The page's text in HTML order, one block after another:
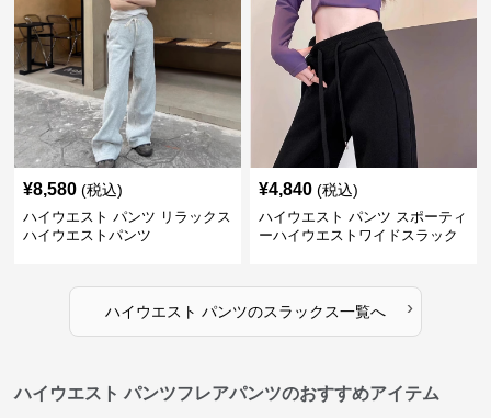
¥8,580 (税込)
ハイウエスト パンツ リラックス
ハイウエストパンツ
¥4,840 (税込)
ハイウエスト パンツ スポーティ
ーハイウエストワイドスラック
ハイウエスト パンツのスラックス一覧へ ›
ハイウエスト パンツフレアパンツのおすすめアイテム